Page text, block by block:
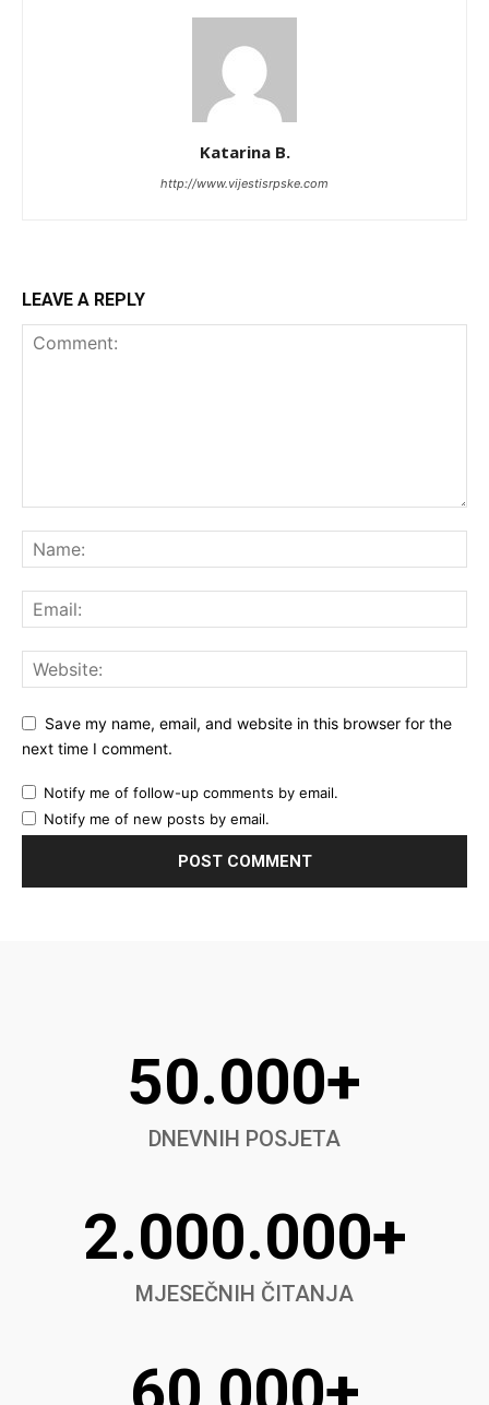
Katarina B.
http://www.vijestisrpske.com
LEAVE A REPLY
Save my name, email, and website in this browser for the
next time I comment.
Notify me of follow-up comments by email.
Notify me of new posts by email.
50.000+
DNEVNIH POSJETA
2.000.000+
MJESEČNIH ČITANJA